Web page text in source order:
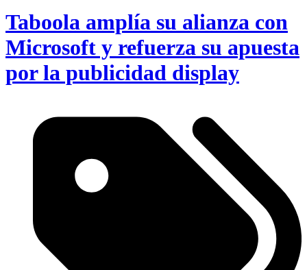
Taboola amplía su alianza con
Microsoft y refuerza su apuesta
por la publicidad display